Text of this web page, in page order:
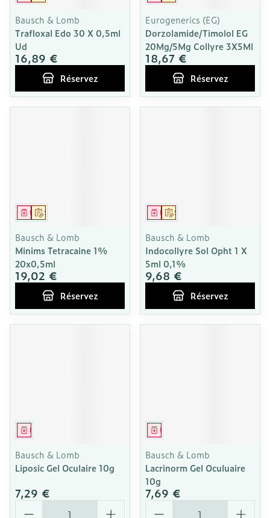
Bausch & Lomb
Trafloxal Edo 30 X 0,5ml
Ud
16,89 €
Réservez
Eurogenerics (EG)
Dorzolamide/Timolol EG
20Mg/5Mg Collyre 3X5Ml
18,67 €
Réservez
Sur prescription
Médicament
Bausch & Lomb
Minims Tetracaine 1%
20x0,5ml
19,02 €
Réservez
Sur prescription
Médicament
Bausch & Lomb
Indocollyre Sol Opht 1 X
5ml 0,1%
9,68 €
Réservez
Médicament
Bausch & Lomb
Liposic Gel Oculaire 10g
7,29 €
Quantité
Médicament
Bausch & Lomb
Lacrinorm Gel Oculuaire
10g
7,69 €
Quantité